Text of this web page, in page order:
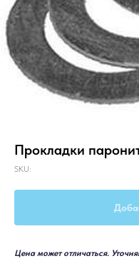
Прокладки
SKU:
Цена может отличаться.